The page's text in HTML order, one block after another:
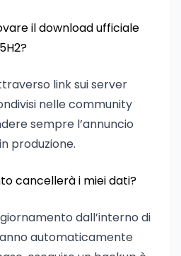
il download ufficiale
link sui server
nelle community
sempre l’annuncio
produzione.
cancellerà i miei dati?
dall’interno di
automaticamente